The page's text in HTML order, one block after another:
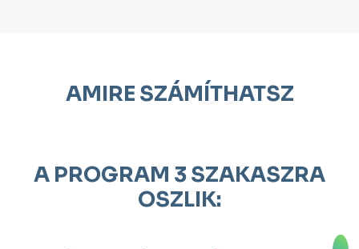
AMIRE SZÁMÍTHATSZ
A PROGRAM 3 SZAKASZRA
OSZLIK: